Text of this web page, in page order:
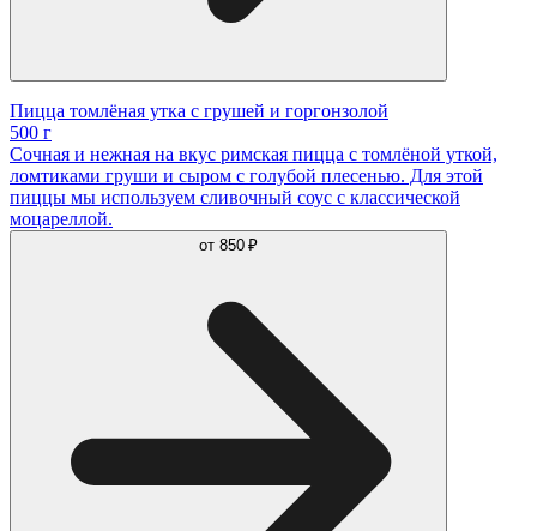
Пицца томлëная утка с грушей и горгонзолой
500 г
Сочная и нежная на вкус римская пицца с томлёной уткой,
ломтиками груши и сыром с голубой плесенью. Для этой
пиццы мы используем сливочный соус с классической
моцареллой.
от 850 ₽